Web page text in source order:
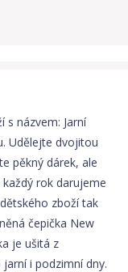
s názvem: Jarní
Udělejte dvojitou
pěkný dárek, ale
rok darujeme
zboží tak
čepička New
je ušitá z
i podzimní dny.